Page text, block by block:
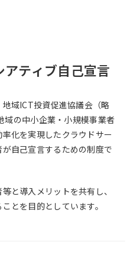
ティブ自己宣言
域ICT投資促進協議会（略
域の中小企業・小規模事業者
化を実現したクラウドサー
自己宣言するための制度で
と導入メリットを共有し、
とを目的としています。